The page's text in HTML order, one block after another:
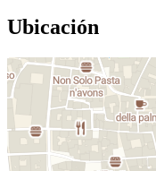
Ubicación